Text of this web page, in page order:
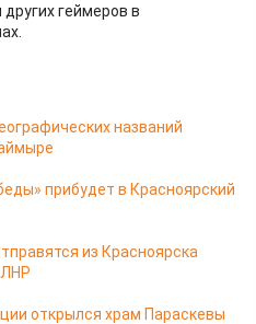
геймеров в
названий
прибудет в Красноярский
из Красноярска
ЛНР
открылся храм Параскевы